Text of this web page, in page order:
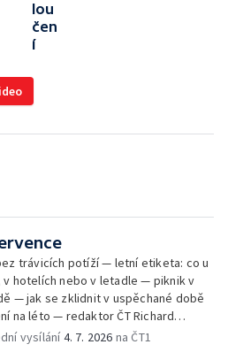
lou
čen
í
trávicích potíží — letní etiketa: co u
v hotelích nebo v letadle — piknik v
— jak se zklidnit v uspěchané době
na léto — redaktor ČT Richard
vysílání4. 7. 2026 na ČT1